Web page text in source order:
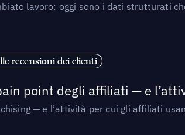
lavoro: oggi sono i dati strutturati
recensioni dei clienti
point degli affiliati — e
— e l’attività per cui gli affiliati